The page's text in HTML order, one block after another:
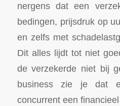
nergens dat een
bedingen, prijsdruk op
en zelfs met
Dit alles lijdt tot niet
de verzekerde niet bij
business zie je dat
concurrent een